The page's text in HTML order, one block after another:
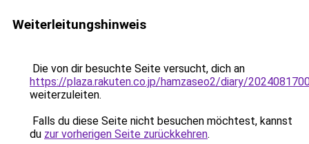
Weiterleitungshinweis
Die von dir besuchte Seite versucht, dich an
https://plaza.rakuten.co.jp/hamzaseo2/diary/
weiterzuleiten.
Falls du diese Seite nicht besuchen möchtest, kannst
du zur vorherigen Seite zurückkehren.